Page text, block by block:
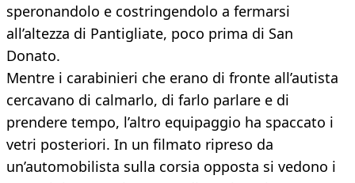
speronandolo e costringendolo a fermarsi
all’altezza di Pantigliate, poco prima di San
Donato.
Mentre i carabinieri che erano di fronte all’autista
cercavano di calmarlo, di farlo parlare e di
prendere tempo, l’altro equipaggio ha spaccato i
vetri posteriori. In un filmato ripreso da
un’automobilista sulla corsia opposta si vedono i